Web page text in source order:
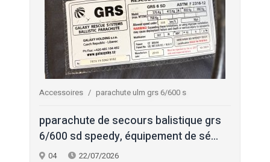
Accessoires parachute ulm grs 6/600 s
pparachute de secours balistique grs
6/600 sd speedy, équipement de sé...
04 22/07/2026